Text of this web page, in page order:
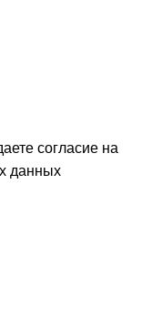
согласие на
данных